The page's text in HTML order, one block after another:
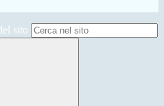
sito